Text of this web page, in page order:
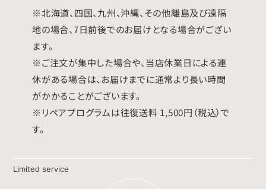
※北海道、四国、九州、沖縄、その他離島及び遠隔
地の場合、7日前後でのお届けとなる場合がござい
ます。
※ご注文が集中した場合や、当店休業日による連
休がある場合は、お届けまでに通常より長い時間
がかかることがございます。
※リペアプログラムは往復送料 1,500円（税込）で
す。
Limited service